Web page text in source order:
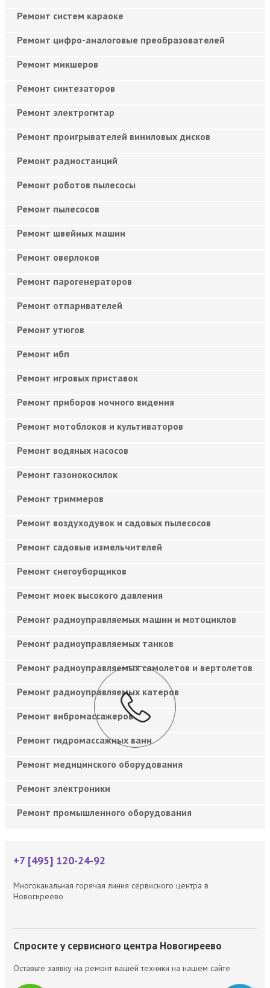
Ремонт систем караоке
Ремонт цифро-аналоговые преобразователей
Ремонт микшеров
Ремонт синтезаторов
Ремонт электрогитар
Ремонт проигрывателей виниловых дисков
Ремонт радиостанций
Ремонт роботов пылесосы
Ремонт пылесосов
Ремонт швейных машин
Ремонт оверлоков
Ремонт парогенераторов
Ремонт отпаривателей
Ремонт утюгов
Ремонт ибп
Ремонт игровых приставок
Ремонт приборов ночного видения
Ремонт мотоблоков и культиваторов
Ремонт водяных насосов
Ремонт газонокосилок
Ремонт триммеров
Ремонт воздуходувок и садовых пылесосов
Ремонт садовые измельчителей
Ремонт снегоуборщиков
Ремонт моек высокого давления
Ремонт радиоуправляемых машин и мотоциклов
Ремонт радиоуправляемых танков
Ремонт радиоуправляемых самолетов и вертолетов
Ремонт радиоуправляемых катеров
Ремонт вибромассажеров
Ремонт гидромассажных ванн
Ремонт медицинского оборудования
Ремонт электроники
Ремонт промышленного оборудования
+7 [495] 120-24-92
Многоканальная горячая линия сервисного центра в
Новогиреево
Спросите у сервисного центра Новогиреево
Оставьте заявку на ремонт вашей техники на нашем сайте